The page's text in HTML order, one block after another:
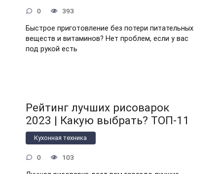
0 393
Быстрое приготовление без потери питательных
веществ и витаминов? Нет проблем, если у вас
под рукой есть
Рейтинг лучших рисоварок
2023 | Какую выбрать? ТОП-11
Кухонная техника
0 103